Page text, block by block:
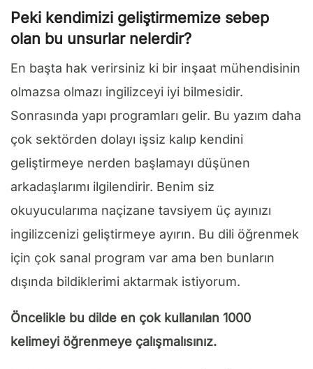
Peki kendimizi geliştirmemize sebep
olan bu unsurlar nelerdir?
En başta hak verirsiniz ki bir inşaat mühendisinin
olmazsa olmazı ingilizceyi iyi bilmesidir.
Sonrasında yapı programları gelir. Bu yazım daha
çok sektörden dolayı işsiz kalıp kendini
geliştirmeye nerden başlamayı düşünen
arkadaşlarımı ilgilendirir. Benim siz
okuyucularıma naçizane tavsiyem üç ayınızı
ingilizcenizi geliştirmeye ayırın. Bu dili öğrenmek
için çok sanal program var ama ben bunların
dışında bildiklerimi aktarmak istiyorum.
Öncelikle bu dilde en çok kullanılan 1000
kelimeyi öğrenmeye çalışmalısınız.